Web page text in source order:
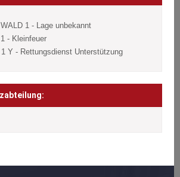
WALD 1 - Lage unbekannt
1 - Kleinfeuer
1 Y - Rettungsdienst Unterstützung